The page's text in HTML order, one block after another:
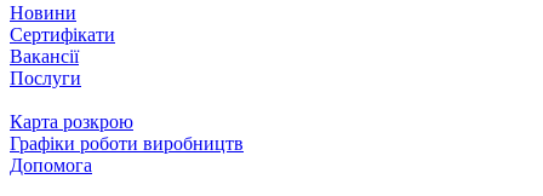
Новини
Сертифікати
Вакансії
Послуги
Карта розкрою
Графіки роботи виробництв
Допомога